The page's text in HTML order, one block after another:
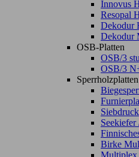
Innovus
Resopal
Dekodur
Dekodur
OSB-Platten
OSB/3
OSB/3
Sperrholzplatten
Birke